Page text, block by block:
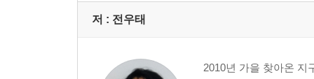
저 : 전우태
2010년 가을 찾아온 지